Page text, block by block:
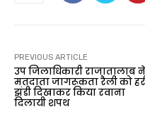
PREVIOUS ARTICLE
उप जिलाधिकारी राजातालाब ने
मतदाता जागरूकता रैली को
झंडी दिखाकर किया रवाना
दिलायी शपथ